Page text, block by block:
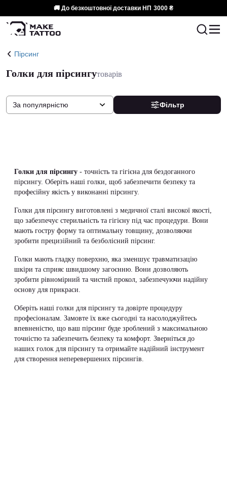
🚚 До безкоштовної доставки НП 3000 ₴
Пірсинг
Голки для пірсингутоварів
Фільтр
За популярністю
Голки для пірсингу - точність та гігієна для бездоганного
пірсингу. Оберіть наші голки, щоб забезпечити безпеку та
професійну якість у виконанні пірсингу.
Голки для пірсингу виготовлені з медичної сталі високої якості,
що забезпечує стерильність та гігієну під час процедури. Вони
мають гостру форму та оптимальну товщину, дозволяючи
зробити прецизійний та безболісний пірсинг.
Голки мають гладку поверхню, яка зменшує травматизацію
шкіри та сприяє швидшому загоєнню. Вони дозволяють
зробити рівномірний та чистий прокол, забезпечуючи надійну
основу для прикраси.
Оберіть наші голки для пірсингу та довірте процедуру
професіоналам. Замовте їх вже сьогодні та насолоджуйтесь
впевненістю, що ваш пірсинг буде зроблений з максимальною
точністю та забезпечить безпеку та комфорт. Зверніться до
наших голок для пірсингу та отримайте надійний інструмент
для створення неперевершених пірсингів.